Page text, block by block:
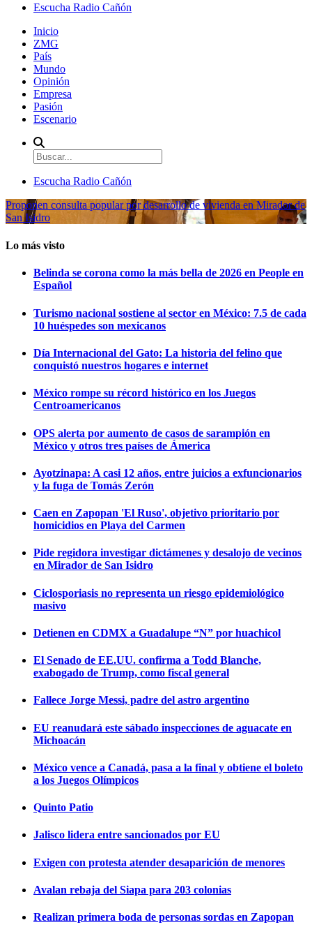
Escucha Radio Cañón
Inicio
ZMG
País
Mundo
Opinión
Empresa
Pasión
Escenario
Escucha Radio Cañón
Proponen consulta popular por desarrollo de vivienda en Mirador de
San Isidro
Lo más visto
Belinda se corona como la más bella de 2026 en People en
Español
Turismo nacional sostiene al sector en México: 7.5 de cada
10 huéspedes son mexicanos
Día Internacional del Gato: La historia del felino que
conquistó nuestros hogares e internet
México rompe su récord histórico en los Juegos
Centroamericanos
OPS alerta por aumento de casos de sarampión en
México y otros tres países de Ámerica
Ayotzinapa: A casi 12 años, entre juicios a exfuncionarios
y la fuga de Tomás Zerón
Caen en Zapopan 'El Ruso', objetivo prioritario por
homicidios en Playa del Carmen
Pide regidora investigar dictámenes y desalojo de vecinos
en Mirador de San Isidro
Ciclosporiasis no representa un riesgo epidemiológico
masivo
Detienen en CDMX a Guadalupe “N” por huachicol
El Senado de EE.UU. confirma a Todd Blanche,
exabogado de Trump, como fiscal general
Fallece Jorge Messi, padre del astro argentino
EU reanudará este sábado inspecciones de aguacate en
Michoacán
México vence a Canadá, pasa a la final y obtiene el boleto
a los Juegos Olímpicos
Quinto Patio
Jalisco lidera entre sancionados por EU
Exigen con protesta atender desaparición de menores
Avalan rebaja del Siapa para 203 colonias
Realizan primera boda de personas sordas en Zapopan